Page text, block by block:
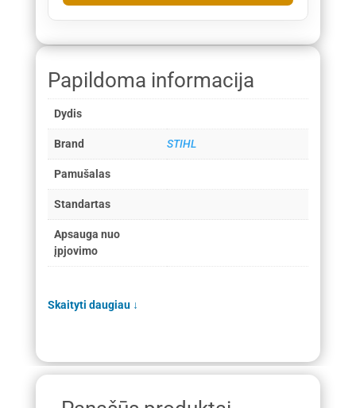
Papildoma informacija
Dydis
Brand STIHL
Pamušalas
Standartas
Apsauga nuo
įpjovimo
Skaityti daugiau ↓